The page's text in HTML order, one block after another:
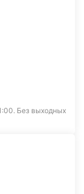
Без выходных